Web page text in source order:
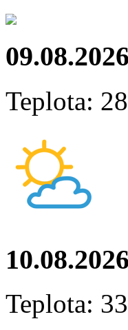
Teplota:
Teplota: